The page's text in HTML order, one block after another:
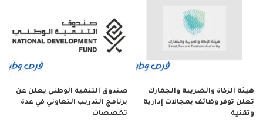
هيئة الزكاة والضريبة والجمارك
تعلن توفر وظائف بمجالات إدارية
وتقنية
صندوق التنمية الوطني يعلن عن
برنامج التدريب التعاوني في عدة
تخصصات